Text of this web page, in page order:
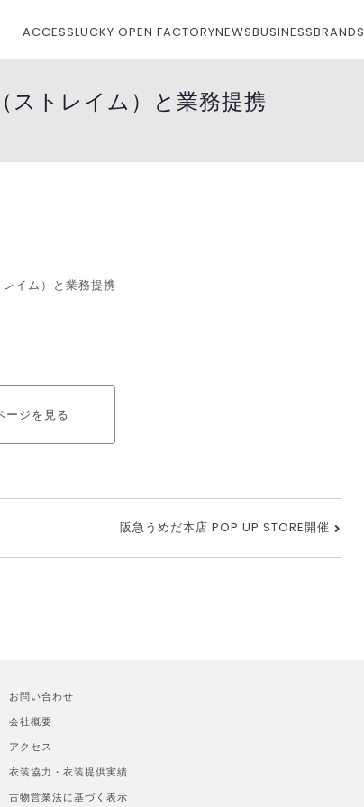
アンドカンパニー）
ACCESSLUCKY OPEN FACTORYNEWSBUSINESSBRANDS
ストレイム）と業務提携
イム）と業務提携
ージを見る
阪急うめだ本店 POP UP STORE開催
お問い合わせ
会社概要
アクセス
衣装協力・衣装提供実績
古物営業法に基づく表示